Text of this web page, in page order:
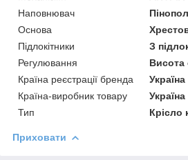
Наповнювач
Основа
Підлокітники
З
Регулювання
Висота
Країна реєстрації бренда
Україна
Країна-виробник товару
Україна
Тип
Крісло
Приховати